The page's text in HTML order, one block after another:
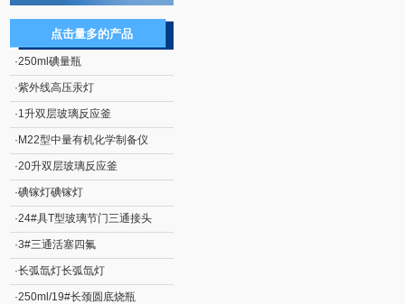
点击量多的产品
·250ml碘量瓶
·紫外线高压汞灯
·1升双层玻璃反应釜
· M22型中量有机化学制备仪
·20升双层玻璃反应釜
·碘镓灯碘镓灯
·24#具T型玻璃节门三通接头
·3#三通活塞四氟
·长弧氙灯长弧氙灯
·250ml/19#长颈圆底烧瓶